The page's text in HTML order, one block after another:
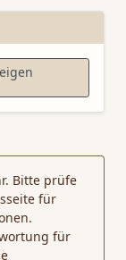
Bitte prüfe
für
für